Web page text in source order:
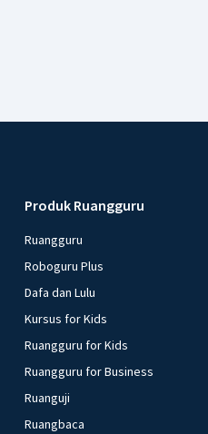
Produk Ruangguru
Ruangguru
Roboguru Plus
Dafa dan Lulu
Kursus for Kids
Ruangguru for Kids
Ruangguru for Business
Ruanguji
Ruangbaca